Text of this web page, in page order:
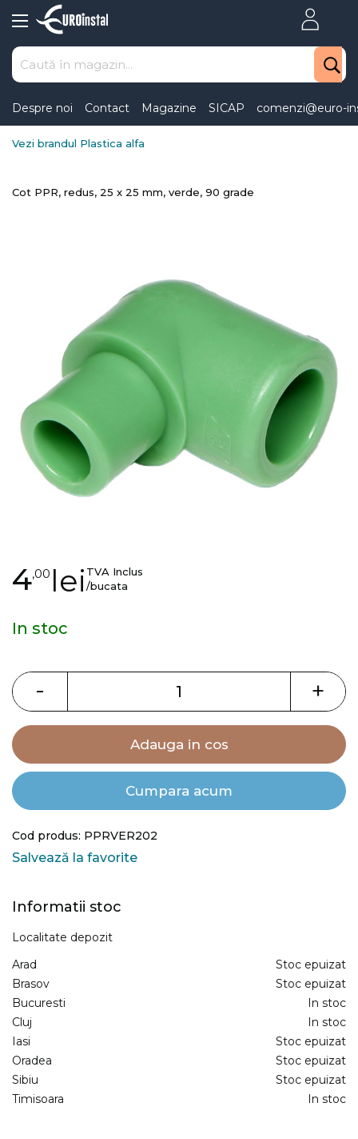
to
Content
Despre noi Contact Magazine SICAP comenzi@euro-
Vezi brandul Plastica alfa
Cot PPR, redus, 25 x 25 mm, verde, 90 grade
Skip
to
beginning
images
gallery
4,00 leiTVA Inclus
/bucata
In stoc
- +
Adauga in cos
Cumpara acum
Cod produs: PPRVER202
Salvează la favorite
Informatii stoc
Localitate depozit
Arad
Stoc epuizat
Brasov
Stoc epuizat
Bucuresti
In stoc
Cluj
In stoc
Iasi
Stoc epuizat
Oradea
Stoc epuizat
Sibiu
Stoc epuizat
Timisoara
In stoc